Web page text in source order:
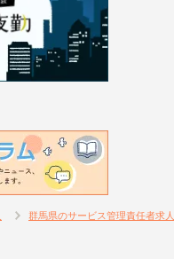
群馬県のサービス管理責任者求人